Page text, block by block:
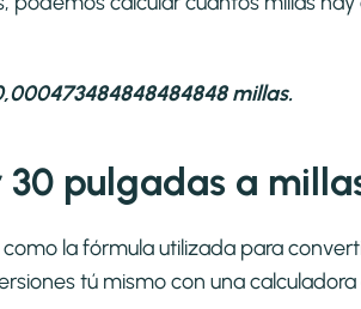
millas.
pulgadas a
la fórmula utilizada para
tú mismo con una